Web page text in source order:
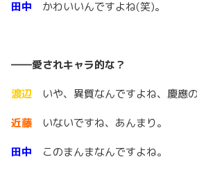
田中
かわいいんですよね(笑)。
――愛されキャラ的な？
渡辺
いや、異質なんですよね、慶應
近藤
いないですね、あんまり。
田中
このまんまなんですよね。